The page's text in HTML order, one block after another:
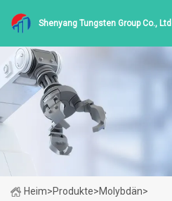
Shenyang Tungsten Group Co., Ltd
Heim>Produkte>Molybdän>